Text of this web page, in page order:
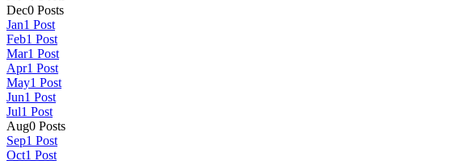
Dec0 Posts
Jan1 Post
Feb1 Post
Mar1 Post
Apr1 Post
May1 Post
Jun1 Post
Jul1 Post
Aug0 Posts
Sep1 Post
Oct1 Post